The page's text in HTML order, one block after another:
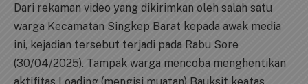
Dari rekaman video yang dikirimkan oleh salah satu
warga Kecamatan Singkep Barat kepada awak media
ini, kejadian tersebut terjadi pada Rabu Sore
(30/04/2025). Tampak warga mencoba menghentikan
aktifitas Loading (mengisi muatan) Bauksit keatas